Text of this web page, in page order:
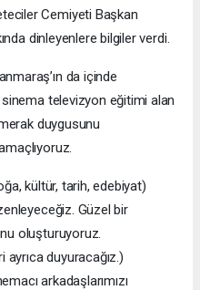
Cemiyeti Başkan
dinleyenlere bilgiler verdi.
da içinde
televizyon eğitimi alan
duygusunu
kültür, tarih, edebiyat)
Güzel bir
oluşturuyoruz.
duyuracağız.)
arkadaşlarımızı